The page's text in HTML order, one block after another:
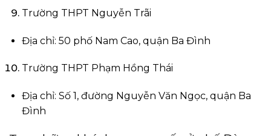
Trường THPT Nguyễn Trãi
Địa chỉ: 50 phố Nam Cao, quận Ba Đình
Trường THPT Phạm Hồng Thái
Địa chỉ: Số 1, đường Nguyễn Văn Ngọc, quận Ba
Đình